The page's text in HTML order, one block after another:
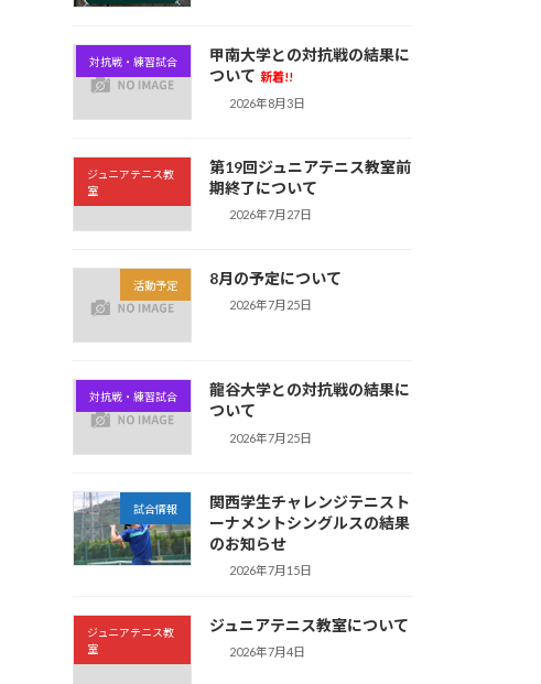
対抗戦・練習試合
甲南大学との対抗戦の結果に
ついて 新着!!
2026年8月3日
ジュニアテニス教
室
第19回ジュニアテニス教室前
期終了について
2026年7月27日
活動予定 8月の予定について
2026年7月25日
対抗戦・練習試合
龍谷大学との対抗戦の結果に
ついて
2026年7月25日
試合情報
関西学生チャレンジテニスト
ーナメントシングルスの結果
のお知らせ
2026年7月15日
ジュニアテニス教
室
ジュニアテニス教室について
2026年7月4日